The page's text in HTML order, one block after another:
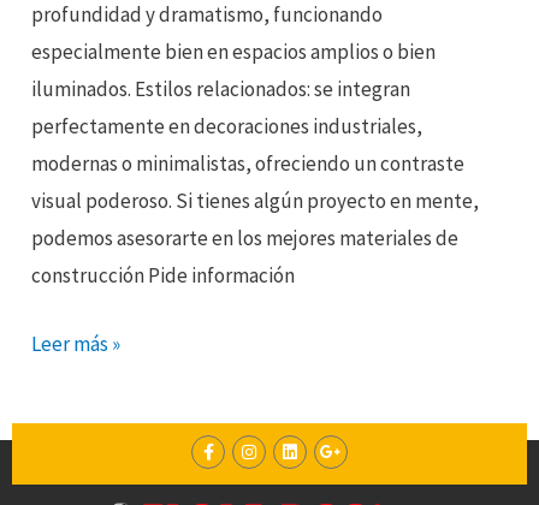
profundidad y dramatismo, funcionando
especialmente bien en espacios amplios o bien
iluminados. Estilos relacionados: se integran
perfectamente en decoraciones industriales,
modernas o minimalistas, ofreciendo un contraste
visual poderoso. Si tienes algún proyecto en mente,
podemos asesorarte en los mejores materiales de
construcción Pide información
Leer más »
F
a
I
n
L
i
G
o